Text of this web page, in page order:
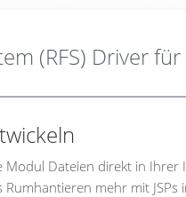
(RFS) Driver für
Modul Dateien direkt in Ihrer
Rumhantieren mehr mit JSPs